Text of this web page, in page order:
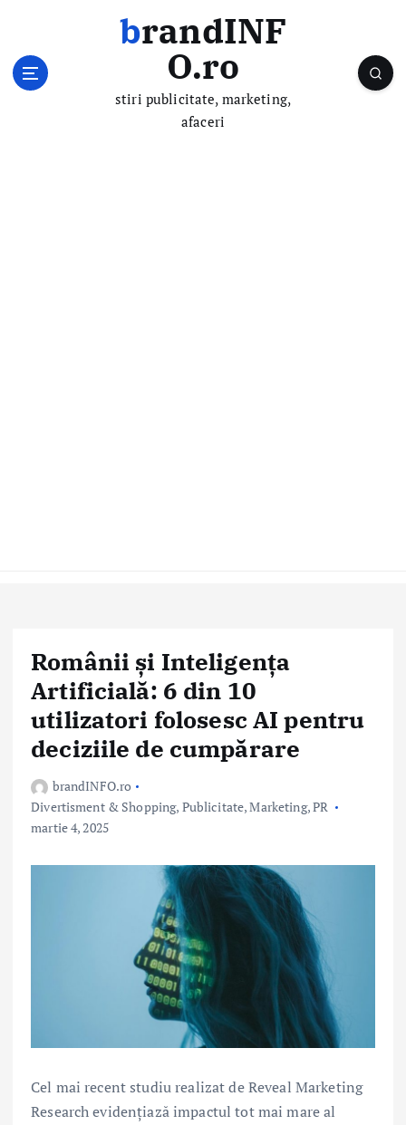
brandINF
O.ro
stiri publicitate, marketing,
afaceri
Românii și Inteligența
Artificială: 6 din 10
utilizatori folosesc AI pentru
deciziile de cumpărare
brandINFO.ro
Divertisment & Shopping, Publicitate, Marketing, PR
martie 4, 2025
Cel mai recent studiu realizat de Reveal Marketing
Research evidențiază impactul tot mai mare al